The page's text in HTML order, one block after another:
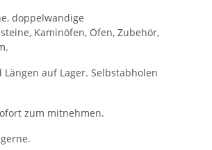
doppelwandige
Kaminöfen, Öfen, Zubehör,
auf Lager. Selbstabholen
zum mitnehmen.